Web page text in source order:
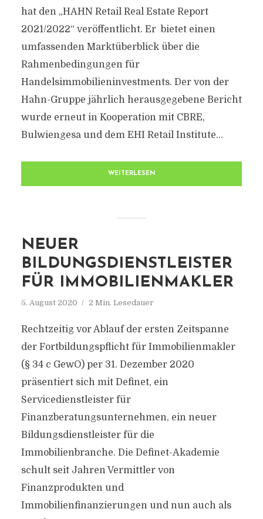
hat den „HAHN Retail Real Estate Report
2021/2022“ veröffentlicht. Er bietet einen
umfassenden Marktüberblick über die
Rahmenbedingungen für
Handelsimmobilieninvestments. Der von der
Hahn-Gruppe jährlich herausgegebene Bericht
wurde erneut in Kooperation mit CBRE,
Bulwiengesa und dem EHI Retail Institute...
WEITERLESEN
NEUER
BILDUNGSDIENSTLEISTER
FÜR IMMOBILIENMAKLER
5. August 2020 2 Min. Lesedauer
Rechtzeitig vor Ablauf der ersten Zeitspanne
der Fortbildungspflicht für Immobilienmakler
(§ 34 c GewO) per 31. Dezember 2020
präsentiert sich mit Definet, ein
Servicedienstleister für
Finanzberatungsunternehmen, ein neuer
Bildungsdienstleister für die
Immobilienbranche. Die Definet-Akademie
schult seit Jahren Vermittler von
Finanzprodukten und
Immobilienfinanzierungen und nun auch als